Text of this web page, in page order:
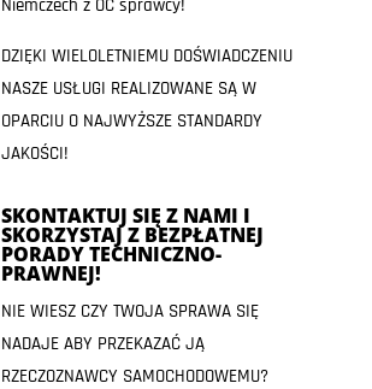
Niemczech z OC sprawcy!
DZIĘKI WIELOLETNIEMU DOŚWIADCZENIU
NASZE USŁUGI REALIZOWANE SĄ W
OPARCIU O NAJWYŻSZE STANDARDY
JAKOŚCI!
SKONTAKTUJ SIĘ Z NAMI I
SKORZYSTAJ Z BEZPŁATNEJ
PORADY TECHNICZNO-
PRAWNEJ!
NIE WIESZ CZY TWOJA SPRAWA SIĘ
NADAJE ABY PRZEKAZAĆ JĄ
RZECZOZNAWCY SAMOCHODOWEMU?